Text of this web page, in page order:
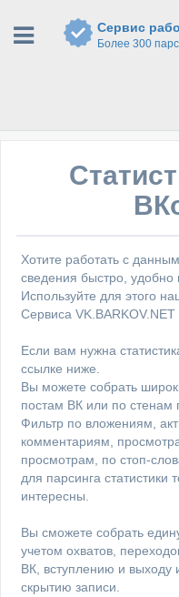
Сервис
Более 300
Хотите работать с
сведения быстро,
Используйте для этого
Сервиса VK.BARKOV.NET
Если вам нужна
ссылке ниже.
Вы можете собрать
постам ВК или по стенам
Фильтр по вложениям,
комментариям,
просмотрам, по стоп-
для парсинга
интересны.
Вы сможете собрать
учетом охватов,
ВК, вступлению и
скрытию записи.